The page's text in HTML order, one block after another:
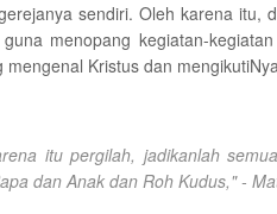
sendiri. Oleh karena itu,
menopang kegiatan-
mengenal Kristus dan
itu pergilah, jadikanlah
dan Anak dan Roh Kudus," -